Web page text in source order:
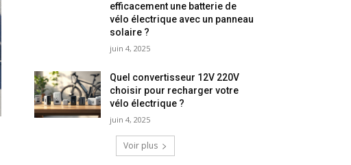
efficacement une batterie de
vélo électrique avec un panneau
solaire ?
juin 4, 2025
Quel convertisseur 12V 220V
choisir pour recharger votre
vélo électrique ?
juin 4, 2025
Voir plus